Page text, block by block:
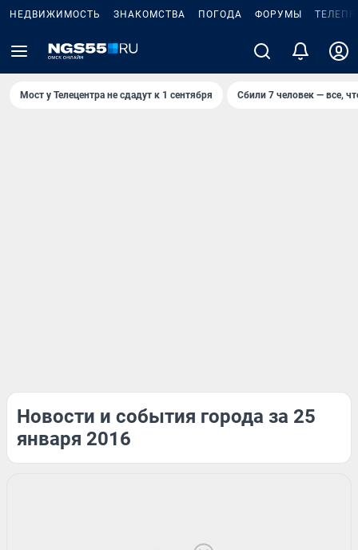
НЕДВИЖИМОСТЬ ЗНАКОМСТВА ПОГОДА ФОРУМЫ
Мост у Телецентра не сдадут к 1 сентября Сбили 7 человек — все,
Новости и события города за 25
января 2016